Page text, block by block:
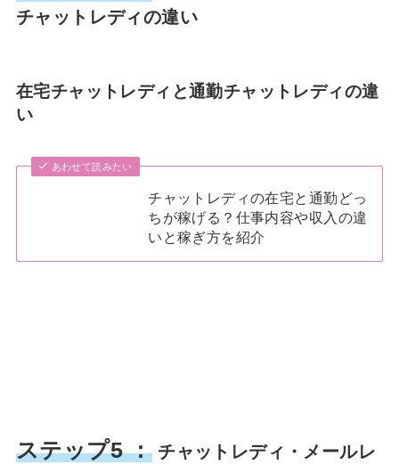
チャットレディの違い
在宅チャットレディと通勤チャットレディの違
い
あわせて読みたい
チャットレディの在宅と通勤どっ
ちが稼げる？仕事内容や収入の違
いと稼ぎ方を紹介
ステップ5 ：チャットレディ・メールレ